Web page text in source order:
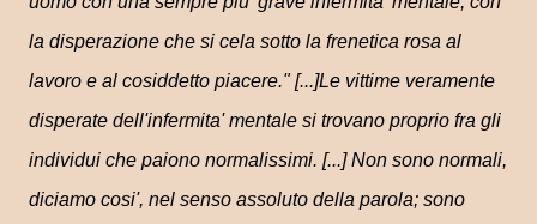
la disperazione che si cela sotto la frenetica rosa al
lavoro e al cosiddetto piacere." [...]Le vittime veramente
disperate dell'infermita' mentale si trovano proprio fra gli
individui che paiono normalissimi. [...] Non sono normali,
diciamo cosi', nel senso assoluto della parola; sono